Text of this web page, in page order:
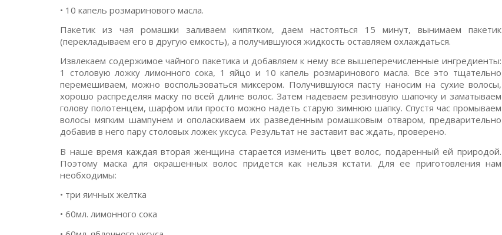
• 10 капель розмаринового масла.
Пакетик из чая ромашки заливаем кипятком, даем настояться 15 минут, вынимаем пакетик
(перекладываем его в другую емкость), а получившуюся жидкость оставляем охлаждаться.
Извлекаем содержимое чайного пакетика и добавляем к нему все вышеперечисленные ингредиенты:
1 столовую ложку лимонного сока, 1 яйцо и 10 капель розмаринового масла. Все это тщательно
перемешиваем, можно воспользоваться миксером. Получившуюся пасту наносим на сухие волосы,
хорошо распределяя маску по всей длине волос. Затем надеваем резиновую шапочку и заматываем
голову полотенцем, шарфом или просто можно надеть старую зимнюю шапку. Спустя час промываем
волосы мягким шампунем и ополаскиваем их разведенным ромашковым отваром, предварительно
добавив в него пару столовых ложек уксуса. Результат не заставит вас ждать, проверено.
В наше время каждая вторая женщина старается изменить цвет волос, подаренный ей природой.
Поэтому маска для окрашенных волос придется как нельзя кстати. Для ее приготовления нам
необходимы:
• три яичных желтка
• 60мл. лимонного сока